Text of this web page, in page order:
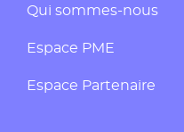
Qui sommes-nous
Espace PME
Espace Partenaire